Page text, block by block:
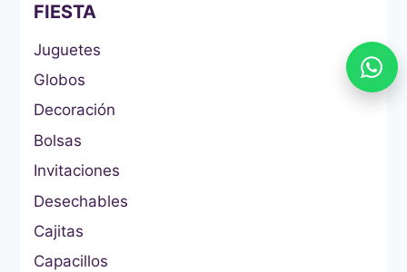
FIESTA
Juguetes
Globos
Decoración
Bolsas
Invitaciones
Desechables
Cajitas
Capacillos